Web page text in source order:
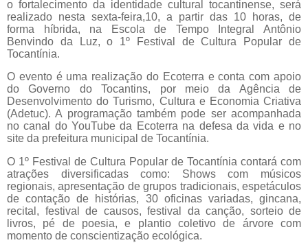
o fortalecimento da identidade cultural tocantinense, será
realizado nesta sexta-feira,10, a partir das 10 horas, de
forma híbrida, na Escola de Tempo Integral Antônio
Benvindo da Luz, o 1º Festival de Cultura Popular de
Tocantínia.
O evento é uma realização do Ecoterra e conta com apoio
do Governo do Tocantins, por meio da Agência de
Desenvolvimento do Turismo, Cultura e Economia Criativa
(Adetuc). A programação também pode ser acompanhada
no canal do YouTube da Ecoterra na defesa da vida e no
site da prefeitura municipal de Tocantínia.
O 1º Festival de Cultura Popular de Tocantínia contará com
atrações diversificadas como: Shows com músicos
regionais, apresentação de grupos tradicionais, espetáculos
de contação de histórias, 30 oficinas variadas, gincana,
recital, festival de causos, festival da canção, sorteio de
livros, pé de poesia, e plantio coletivo de árvore com
momento de conscientização ecológica.